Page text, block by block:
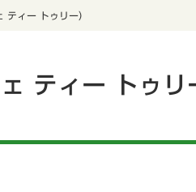
ィー トゥリー）
ティー トゥリ